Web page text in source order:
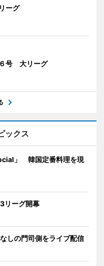
ーグ
号 大リーグ
ックス
」 韓国定番料理を現
リーグ開幕
しの門司側をライブ配信